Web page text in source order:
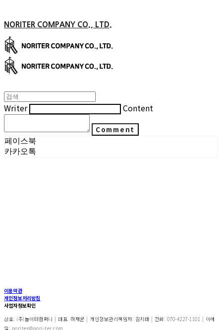
NORITER COMPANY CO., LTD.
Writer Content
Comment
페이스북
카카오톡
이용약관
개인정보처리방침
사업자정보확인
상호: (주)놀이터컴퍼니 | 대표: 허재균 | 개인정보관리책임자: 김지태 | 전화: 070-4227-1101 | 이메
일: noriter@nori-ter.com